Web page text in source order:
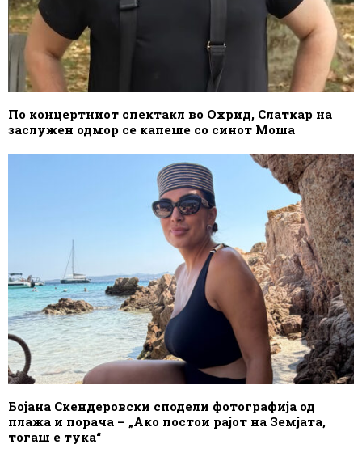
По концертниот спектакл во Охрид, Слаткар на
заслужен одмор се капеше со синот Моша
Бојана Скендеровски сподели фотографија од
плажа и порача – „Ако постои рајот на Земјата,
тогаш е тука“